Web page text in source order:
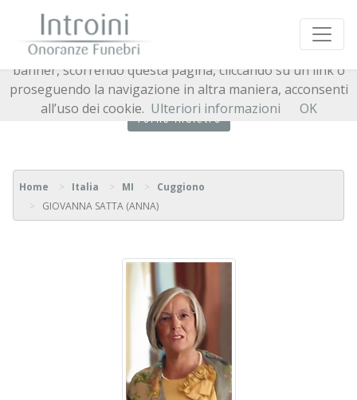
Torna indietro
Home Italia MI
Cuggiono
GIOVANNA SATTA (ANNA)
Questo sito o gli strumenti terzi da questo utilizzati si
avvalgono di cookie necessari al funzionamento ed utili
alle finalità illustrate nella cookie policy. Chiudendo questo
banner, scorrendo questa pagina, cliccando su un link o
proseguendo la navigazione in altra maniera, acconsenti
all’uso dei cookie. Ulteriori informazioni OK